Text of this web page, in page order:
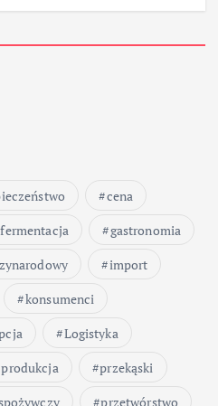
cena
fermentacja
gastronomia
import
konsumenci
Logistyka
produkcja
przekąski
przetwórstwo